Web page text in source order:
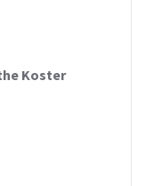
Koster